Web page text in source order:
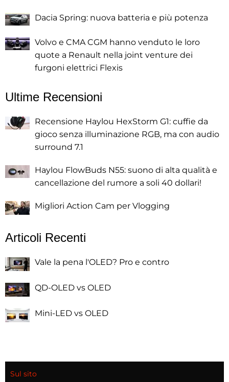
Dacia Spring: nuova batteria e più potenza
Volvo e CMA CGM hanno venduto le loro
quote a Renault nella joint venture dei
furgoni elettrici Flexis
Ultime Recensioni
Recensione Haylou HexStorm G1: cuffie da
gioco senza illuminazione RGB, ma con audio
surround 7.1
Haylou FlowBuds N55: suono di alta qualità e
cancellazione del rumore a soli 40 dollari!
Migliori Action Cam per Vlogging
Articoli Recenti
Vale la pena l'OLED? Pro e contro
QD-OLED vs OLED
Mini-LED vs OLED
Sul sito